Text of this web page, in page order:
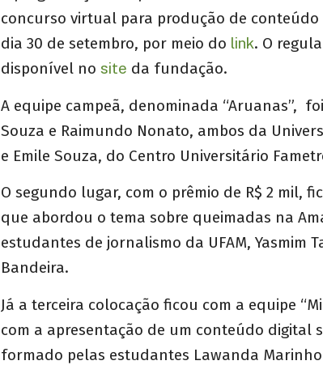
concurso virtual para produção de conteúdo
dia 30 de setembro, por meio do link. O
disponível no site da fundação.
A equipe campeã, denominada “Aruanas”,
Souza e Raimundo Nonato, ambos da
e Emile Souza, do Centro Universitário
O segundo lugar, com o prêmio de R$ 2 mil,
que abordou o tema sobre queimadas na
estudantes de jornalismo da UFAM, Yasmim
Bandeira.
Já a terceira colocação ficou com a equipe
com a apresentação de um conteúdo digital
formado pelas estudantes Lawanda